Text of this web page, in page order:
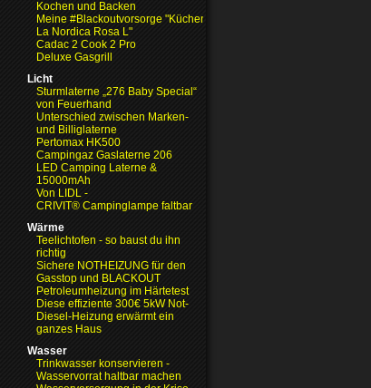
Kochen und Backen
Meine #Blackoutvorsorge "Küchenofen
La Nordica Rosa L"
Cadac 2 Cook 2 Pro
Deluxe Gasgrill
Licht
Sturmlaterne „276 Baby Special“
von Feuerhand
Unterschied zwischen Marken-
und Billiglaterne
Pertomax HK500
Campingaz Gaslaterne 206
LED Camping Laterne &
15000mAh
Von LIDL -
CRIVIT® Campinglampe faltbar
Wärme
Teelichtofen - so baust du ihn
richtig
Sichere NOTHEIZUNG für den
Gasstop und BLACKOUT
Petroleumheizung im Härtetest
Diese effiziente 300€ 5kW Not-
Diesel-Heizung erwärmt ein
ganzes Haus
Wasser
Trinkwasser konservieren -
Wasservorrat haltbar machen